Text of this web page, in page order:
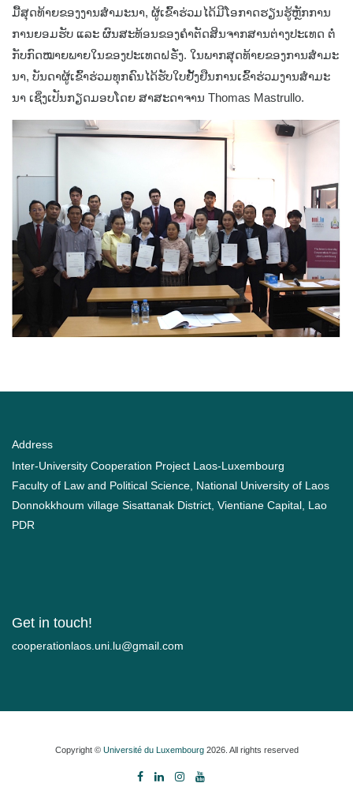
ມື້ສຸດທ້າຍຂອງງານສຳມະນາ, ຜູ້ເຂົ້າຮ່ວມໄດ້ມີໂອກາດຮຽນຮູ້ຫຼັກການ
ການຍອມຮັບ ແລະ ຜົນສະທ້ອນຂອງຄຳຕັດສິນຈາກສານຕ່າງປະເທດ ຕໍ່
ກັບກົດໝາຍພາຍໃນຂອງປະເທດຝຣັ່ງ. ໃນພາກສຸດທ້າຍຂອງການສຳມະ
ນາ, ບັນດາຜູ້ເຂົ້າຮ່ວມທຸກຄົນໄດ້ຮັບໃບຢັ້ງຢືນການເຂົ້າຮ່ວມງານສຳມະ
ນາ ເຊິ່ງເປັນກຽດມອບໂດຍ ສາສະດາຈານ Thomas Mastrullo.
Address
Inter-University Cooperation Project Laos-Luxembourg
Faculty of Law and Political Science, National University of Laos
Donnokkhoum village Sisattanak District, Vientiane Capital, Lao
PDR
Get in touch!
moc.liamg@ul.inu.soalnoitarepooc
Copyright © Université du Luxembourg2026. All rights reserved